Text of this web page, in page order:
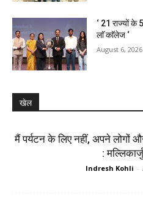
‘ 21 राज्यों के
लाॅ काॅलेज ‘
August 6, 2026
खेल
मैं पर्यटन के लिए नहीं, अपने लोगों
:
Indresh Kohli -